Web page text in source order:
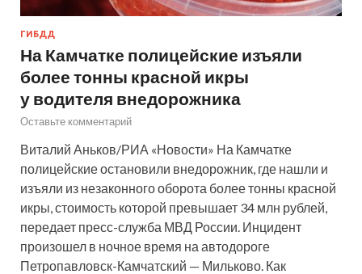
ГИБДД
На Камчатке полицейские изъяли
более тонны красной икры
у водителя внедорожника
Оставьте комментарий
Виталий Аньков/РИА «Новости» На Камчатке
полицейские остановили внедорожник, где нашли и
изъяли из незаконного оборота более тонны красной
икры, стоимость которой превышает 34 млн рублей,
передает пресс-служба МВД России. Инцидент
произошел в ночное время на автодороге
Петропавловск-Камчатский — Мильково. Как